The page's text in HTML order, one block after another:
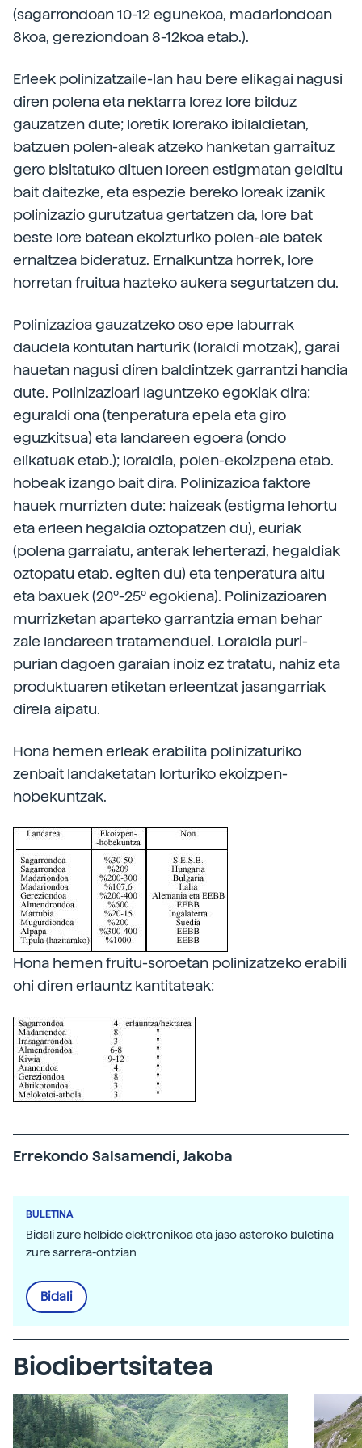
(sagarrondoan 10-12 egunekoa, madariondoan
8koa, gereziondoan 8-12koa etab.).
Erleek polinizatzaile-lan hau bere elikagai nagusi
diren polena eta nektarra lorez lore bilduz
gauzatzen dute; loretik lorerako ibilaldietan,
batzuen polen-aleak atzeko hanketan garraituz
gero bisitatuko dituen loreen estigmatan gelditu
bait daitezke, eta espezie bereko loreak izanik
polinizazio gurutzatua gertatzen da, lore bat
beste lore batean ekoizturiko polen-ale batek
ernaltzea bideratuz. Ernalkuntza horrek, lore
horretan fruitua hazteko aukera segurtatzen du.
Polinizazioa gauzatzeko oso epe laburrak
daudela kontutan harturik (loraldi motzak), garai
hauetan nagusi diren baldintzek garrantzi handia
dute. Polinizazioari laguntzeko egokiak dira:
eguraldi ona (tenperatura epela eta giro
eguzkitsua) eta landareen egoera (ondo
elikatuak etab.); loraldia, polen-ekoizpena etab.
hobeak izango bait dira. Polinizazioa faktore
hauek murrizten dute: haizeak (estigma lehortu
eta erleen hegaldia oztopatzen du), euriak
(polena garraiatu, anterak leherterazi, hegaldiak
oztopatu etab. egiten du) eta tenperatura altu
eta baxuek (20º-25º egokiena). Polinizazioaren
murrizketan aparteko garrantzia eman behar
zaie landareen tratamenduei. Loraldia puri-
purian dagoen garaian inoiz ez tratatu, nahiz eta
produktuaren etiketan erleentzat jasangarriak
direla aipatu.
Hona hemen erleak erabilita polinizaturiko
zenbait landaketatan lorturiko ekoizpen-
hobekuntzak.
Hona hemen fruitu-soroetan polinizatzeko erabili
ohi diren erlauntz kantitateak:
Errekondo Salsamendi, Jakoba
BULETINA
Bidali zure helbide elektronikoa eta jaso asteroko buletina
zure sarrera-ontzian
Bidali
Biodibertsitatea